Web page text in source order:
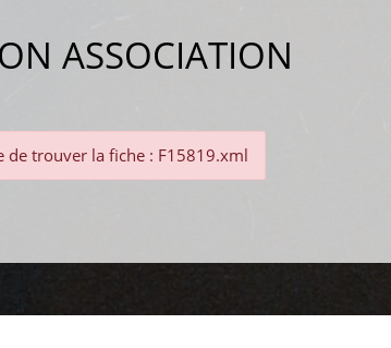
ASSOCIATION
de trouver la fiche : F15819.xml